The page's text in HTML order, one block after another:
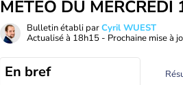
MÉTÉO DU MERCREDI
Bulletin établi parCyril WUEST
Actualisé à 18h15 - Prochaine mise à
En bref